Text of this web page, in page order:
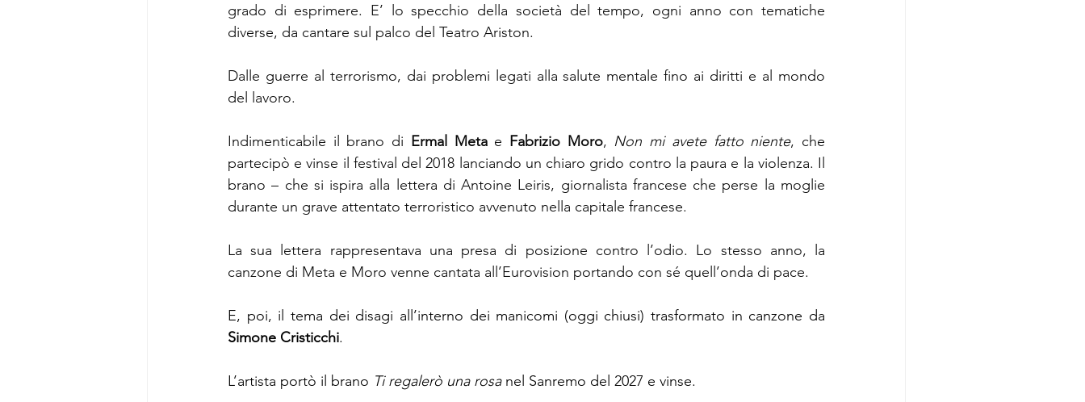
grado di esprimere. E’ lo specchio della società del tempo, ogni anno con tematiche
diverse, da cantare sul palco del Teatro Ariston.
Dalle guerre al terrorismo, dai problemi legati alla salute mentale fino ai diritti e al mondo
del lavoro.
Indimenticabile il brano di Ermal Meta e Fabrizio Moro, Non mi avete fatto niente, che
partecipò e vinse il festival del 2018 lanciando un chiaro grido contro la paura e la violenza. Il
brano – che si ispira alla lettera di Antoine Leiris, giornalista francese che perse la moglie
durante un grave attentato terroristico avvenuto nella capitale francese.
La sua lettera rappresentava una presa di posizione contro l’odio. Lo stesso anno, la
canzone di Meta e Moro venne cantata all’Eurovision portando con sé quell’onda di pace.
Simone Cristicchi.
L’artista portò il brano Ti regalerò una rosa nel Sanremo del 2027 e vinse.